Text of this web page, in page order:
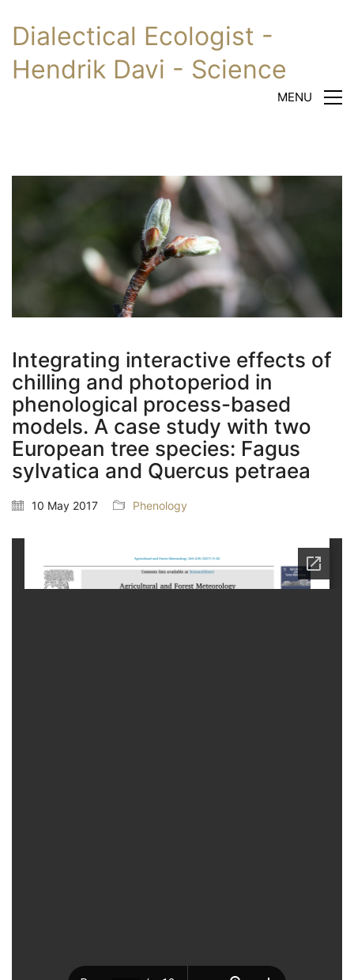
Dialectical Ecologist -
Hendrik Davi - Science
MENU
Integrating interactive effects of
chilling and photoperiod in
phenological process-based
models. A case study with two
European tree species: Fagus
sylvatica and Quercus petraea
10 May 2017 Phenology